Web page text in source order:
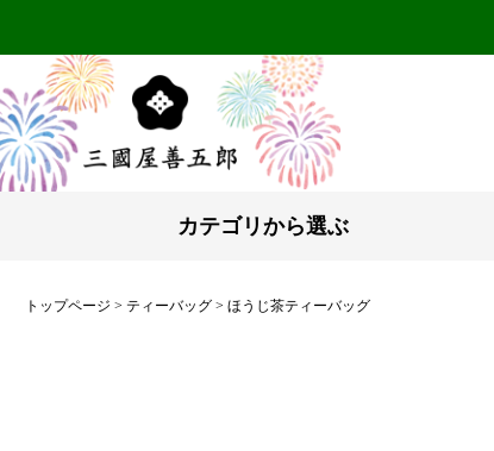
カテゴリから選ぶ
トップページ ティーバッグ ほうじ茶ティーバッグ